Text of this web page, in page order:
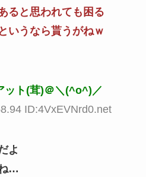
ると思われても困る
いうなら貰うがねｗ
ット(茸)＠＼(^o^)／
ID:4VxEVNrd0.net
よ
…